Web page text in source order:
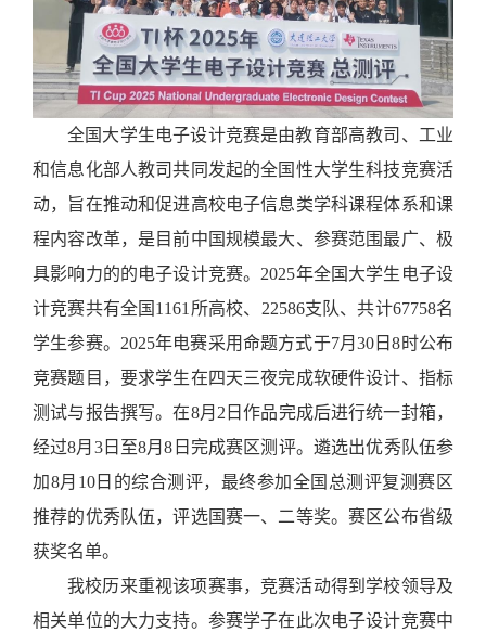
全国大学生电子设计竞赛是由教育部高教司、工业
和信息化部人教司共同发起的全国性大学生科技竞赛活
动，旨在推动和促进高校电子信息类学科课程体系和课
程内容改革，是目前中国规模最大、参赛范围最广、极
具影响力的的电子设计竞赛。2025年全国大学生电子设
计竞赛共有全国1161所高校、22586支队、共计67758名
学生参赛。2025年电赛采用命题方式于7月30日8时公布
竞赛题目，要求学生在四天三夜完成软硬件设计、指标
测试与报告撰写。在8月2日作品完成后进行统一封箱，
经过8月3日至8月8日完成赛区测评。遴选出优秀队伍参
加8月10日的综合测评，最终参加全国总测评复测赛区
推荐的优秀队伍，评选国赛一、二等奖。赛区公布省级
获奖名单。
我校历来重视该项赛事，竞赛活动得到学校领导及
相关单位的大力支持。参赛学子在此次电子设计竞赛中